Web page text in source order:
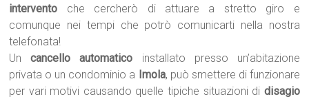
intervento che cercherò di attuare a stretto giro e
comunque nei tempi che potrò comunicarti nella nostra
telefonata!
Uncancello automatico installato presso un’abitazione
privata o un condominio a Imola, può smettere di funzionare
per vari motivi causando quelle tipiche situazioni di disagio